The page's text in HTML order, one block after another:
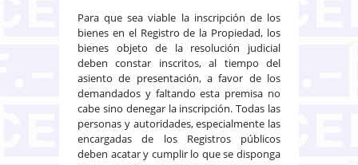
Para que sea viable la inscripción de los
bienes en el Registro de la Propiedad, los
bienes objeto de la resolución judicial
deben constar inscritos, al tiempo del
asiento de presentación, a favor de los
demandados y faltando esta premisa no
cabe sino denegar la inscripción. Todas las
personas y autoridades, especialmente las
encargadas de los Registros públicos
deben acatar y cumplir lo que se disponga